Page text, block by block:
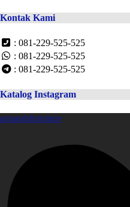
Kontak Kami
: 081-229-525-525
: 081-229-525-525
: 081-229-525-525
Katalog Instagram
amanahfurniture